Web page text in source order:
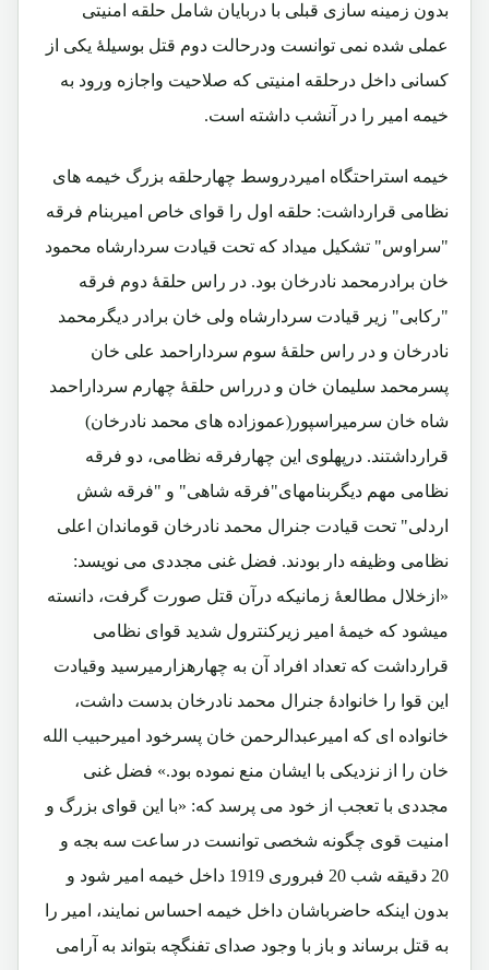
بدون زمینه سازی قبلی با دربایان شامل حلقه امنیتی
عملی شده نمی توانست ودرحالت دوم قتل بوسیلۀ یکی از
کسانی داخل درحلقه امنیتی که صلاحیت واجازه ورود به
خیمه امیر را در آنشب داشته است.
خیمه استراحتگاه امیردروسط چهارحلقه بزرگ خیمه های
نظامی قرارداشت: حلقه اول را قوای خاص امیربنام فرقه
"سراوس" تشکیل میداد که تحت قیادت سردارشاه محمود
خان برادرمحمد نادرخان بود. در راس حلقۀ دوم فرقه
"رکابی" زیر قیادت سردارشاه ولی خان برادر دیگرمحمد
نادرخان و در راس حلقۀ سوم سرداراحمد علی خان
پسرمحمد سلیمان خان و درراس حلقۀ چهارم سرداراحمد
شاه خان سرمیراسپور(عموزاده های محمد نادرخان)
قرارداشتند. درپهلوی این چهارفرقه نظامی، دو فرقه
نظامی مهم دیگربنامهای"فرقه شاهی" و "فرقه شش
اردلی" تحت قیادت جنرال محمد نادرخان قوماندان اعلی
نظامی وظیفه دار بودند. فضل غنی مجددی می نویسد:
«ازخلال مطالعۀ زمانیکه درآن قتل صورت گرفت، دانسته
میشود که خیمۀ امیر زیرکنترول شدید قوای نظامی
قرارداشت که تعداد افراد آن به چهارهزارمیرسید وقیادت
این قوا را خانوادۀ جنرال محمد نادرخان بدست داشت،
خانواده ای که امیرعبدالرحمن خان پسرخود امیرحبیب الله
خان را از نزدیکی با ایشان منع نموده بود.» فضل غنی
مجددی با تعجب از خود می پرسد که: «با این قوای بزرگ و
امنیت قوی چگونه شخصی توانست در ساعت سه بجه و
20 دقیقه شب 20 فبروری 1919 داخل خیمه امیر شود و
بدون اینکه حاضرباشان داخل خیمه احساس نمایند، امیر را
به قتل برساند و باز با وجود صدای تفنگچه بتواند به آرامی